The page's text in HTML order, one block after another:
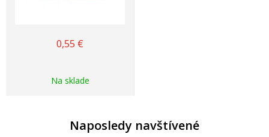
0,55 €
Na sklade
Naposledy navštívené